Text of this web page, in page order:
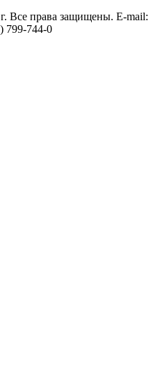
Все права защищены. E-mail:
799-744-0